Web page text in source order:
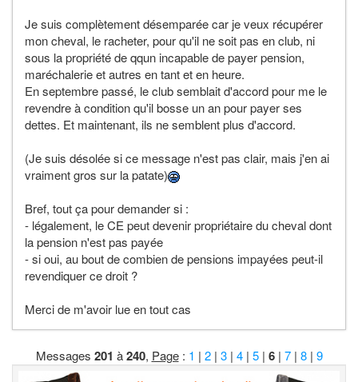
Je suis complètement désemparée car je veux récupérer
mon cheval, le racheter, pour qu'il ne soit pas en club, ni
sous la propriété de qqun incapable de payer pension,
maréchalerie et autres en tant et en heure.
En septembre passé, le club semblait d'accord pour me le
revendre à condition qu'il bosse un an pour payer ses
dettes. Et maintenant, ils ne semblent plus d'accord.
(Je suis désolée si ce message n'est pas clair, mais j'en ai
vraiment gros sur la patate)
Bref, tout ça pour demander si :
- légalement, le CE peut devenir propriétaire du cheval dont
la pension n'est pas payée
- si oui, au bout de combien de pensions impayées peut-il
revendiquer ce droit ?
Merci de m'avoir lue en tout cas
Messages 201 à240, Page: 1 | 2| 3| 4| 5| 6| 7| 8| 9